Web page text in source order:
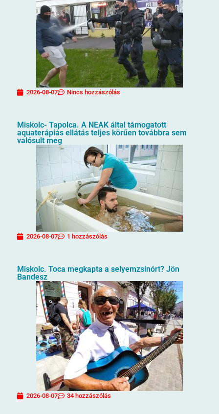
2026-08-07 Nincs hozzászólás
Miskolc- Tapolca. A NEAK által támogatott
aquaterápiás ellátás teljes körűen továbbra sem
valósult meg
2026-08-07 1 hozzászólás
Miskolc. Toca megkapta a selyemzsinórt? Jön
Bandesz
2026-08-07 34 hozzászólás